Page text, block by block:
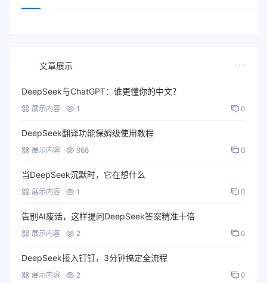
文章展示
DeepSeek与ChatGPT：谁更懂你的中文？
展示内容 1 0
DeepSeek翻译功能保姆级使用教程
展示内容 968 0
当DeepSeek沉默时，它在想什么
展示内容 1 0
告别AI废话，这样提问DeepSeek答案精准十倍
展示内容 2 0
DeepSeek接入钉钉，3分钟搞定全流程
展示内容 2 0